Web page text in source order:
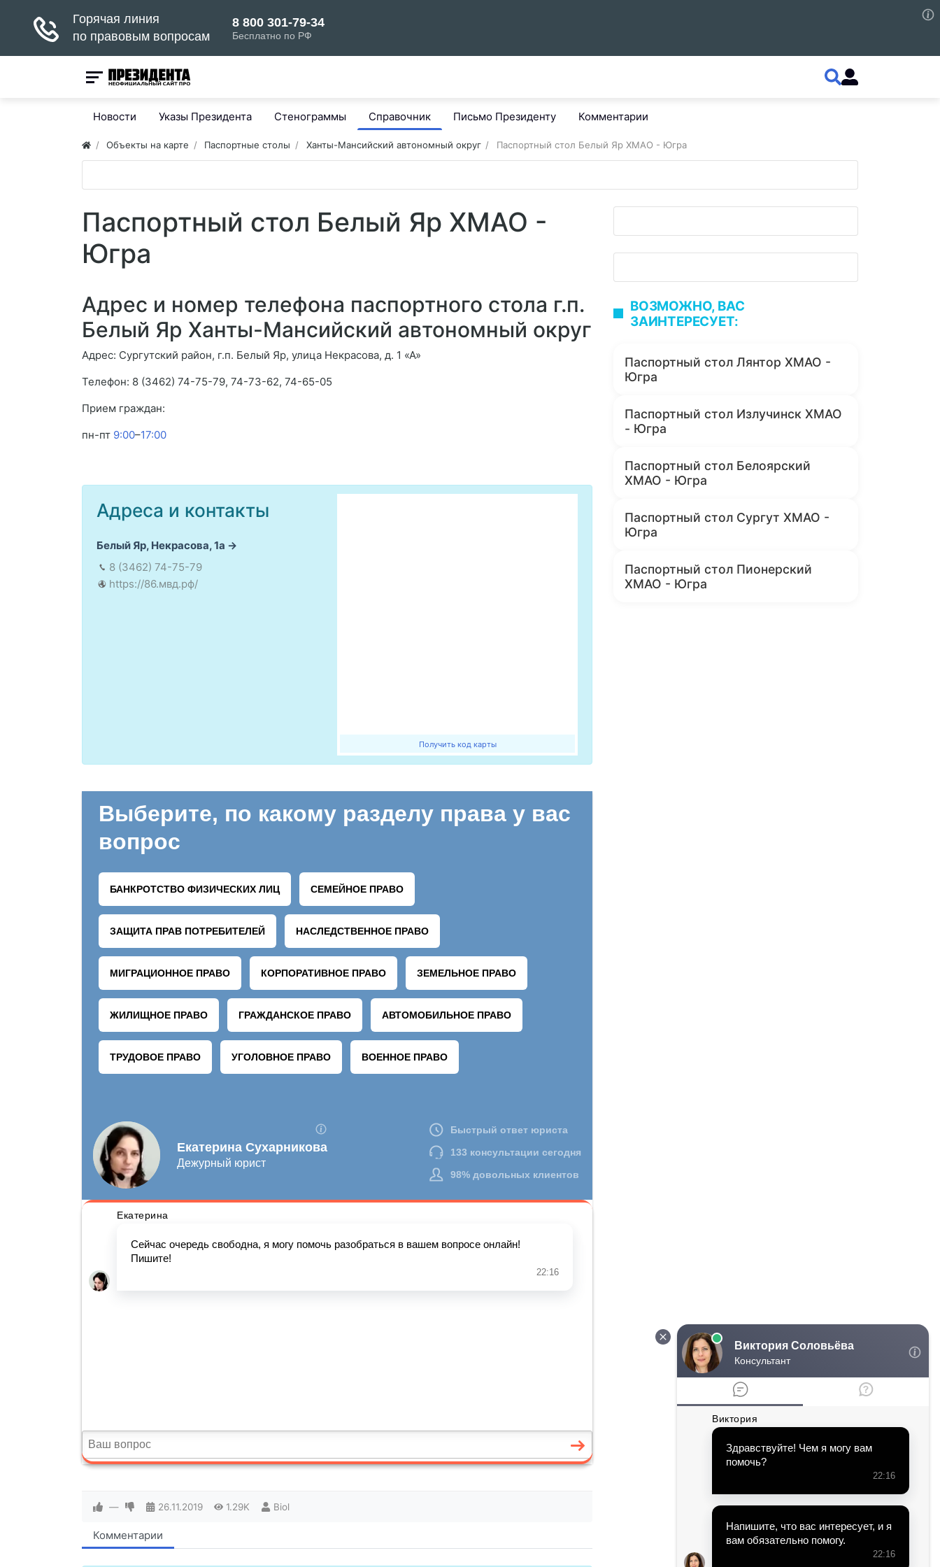
Новости Указы Президента Стенограммы Справочник Письмо Президенту Комментарии
Объекты на карте Паспортные столы Ханты-Мансийский автономный округ Паспортный стол Белый Яр ХМАО - Югра
Паспортный стол Белый Яр ХМАО -
Югра
Адрес и номер телефона паспортного стола г.п.
Белый Яр Ханты-Мансийский автономный округ
Адрес: Сургутский район, г.п. Белый Яр, улица Некрасова, д. 1 «А»
Телефон: 8 (3462) 74-75-79, 74-73-62, 74-65-05
Прием граждан:
пн-пт 9:00–17:00
Получить код карты
Адреса и контакты
Белый Яр, Некрасова, 1а
8 (3462) 74-75-79
https://86.мвд.рф/
— 26.11.2019 1.29K Biol
Комментарии
ВОЗМОЖНО, ВАС
ЗАИНТЕРЕСУЕТ:
Паспортный стол Лянтор ХМАО -
Югра
Паспортный стол Излучинск ХМАО
- Югра
Паспортный стол Белоярский
ХМАО - Югра
Паспортный стол Сургут ХМАО -
Югра
Паспортный стол Пионерский
ХМАО - Югра